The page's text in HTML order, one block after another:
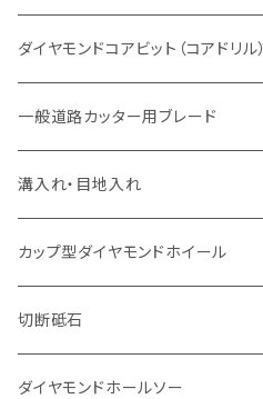
塩ビ管・キッチンパネル切断用
大理石
ヒューム管・U字溝切断用
鋳鉄管切断用
ヒューム管・U字溝切断用
一般道路カッター用
ヒューム管・U字溝切断用
アスファルト切断用
一般道路カッター用
セグメント
セグメント（特殊凸凹加工チップ
ブロック切断用
セグメント
セグメント（特殊凸凹加工チップ
レンガ切断用
セグメント
セグメント（特殊凸凹加工チップ
インターロッキング切断用
セグメントタイプ
一般道路カッター用
鋳鉄管切断用
セグメントタイプ
埋設鋳鉄管工事対応タイプ
ヒューム管・U字溝切断用
セグメント
アスファルト切断用
セグメント（特殊凸凹加工チップ
セグメントタイプ
コンクリート切断用
セグメント
セグメント（特殊凸凹加工チップ
ブロック切断用
セグメント
セグメント（特殊凸凹加工チップ
レンガ切断用
セグメント
セグメント（特殊凸凹加工チップ
インターロッキング切断用
セグメントタイプ
一般道路カッター用
鋳鉄管切断用
セグメントタイプ
ヒューム管・U字溝切断用
セグメントタイプ
コンクリート切断用
セグメントタイプ
一般道路カッター用
鉄筋コンクリート切断用
セグメントタイプ
インターロッキング切断用
セグメントタイプ
一般道路カッター用
鋳鉄管切断用
セグメントタイプ
埋設鋳鉄管工事対応タイプ
ヒューム管・U字溝切断用
セグメントタイプ
アスファルト切断用
道路コンクリート切断用
道路アスファルト切断用
ダイヤモンドコアビット（コアドリル）
Aロット
有効長 250mm
有効長 370mm
Ｃロット
有効長 250mm
M27
有効長 250mm
一般道路カッター用ブレード
道路（アスファルト用）
255mm（10インチ）
305mm（12インチ）
道路（コンクリート舗装面）
255mm（10インチ）
305mm（12インチ）
道路（アス・コン兼用）
305mm（12インチ）
溝入れ・目地入れ
V型チップ
ストレート型チップ
U型チップ
カップ型ダイヤモンドホイール
100mm（4インチ）
125mm（5インチ）
切断砥石
金属用
ダイヤモンドホールソー